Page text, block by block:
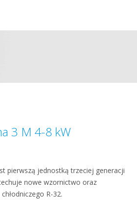
3 M 4-8 kW
pierwszą jednostką trzeciej generacji
nowe wzornictwo oraz
R-32.